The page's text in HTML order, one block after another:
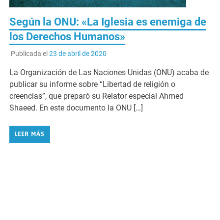
Según la ONU: «La Iglesia es enemiga de
los Derechos Humanos»
Publicada el 23 de abril de 2020
La Organización de Las Naciones Unidas (ONU) acaba de
publicar su informe sobre “Libertad de religión o
creencias”, que preparó su Relator especial Ahmed
Shaeed. En este documento la ONU […]
LEER MÁS